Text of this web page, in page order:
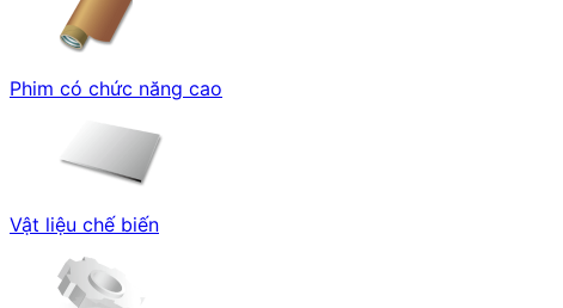
Phim có chức năng cao
Vật liệu chế biến